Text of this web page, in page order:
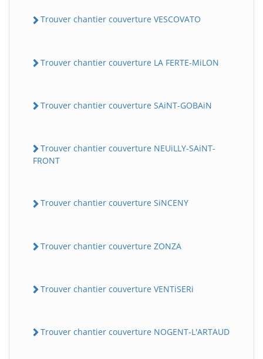
Trouver chantier couverture VESCOVATO
Trouver chantier couverture LA FERTE-MiLON
Trouver chantier couverture SAiNT-GOBAiN
Trouver chantier couverture NEUiLLY-SAiNT-
FRONT
Trouver chantier couverture SiNCENY
Trouver chantier couverture ZONZA
Trouver chantier couverture VENTiSERi
Trouver chantier couverture NOGENT-L'ARTAUD